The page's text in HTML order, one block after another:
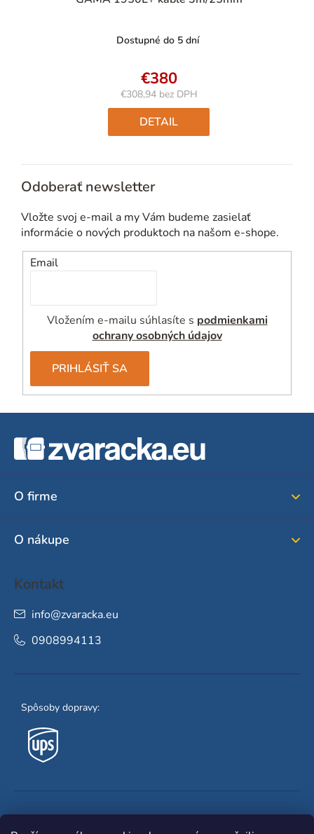
Dostupné do 5 dní
€380
€308,94 bez DPH
Jednotková
cena:
DETAIL
Odoberať newsletter
Vložte svoj e-mail a my Vám budeme zasielať
informácie o nových produktoch na našom e-shope.
Email
Vložením e-mailu súhlasíte s podmienkami
ochrany osobných údajov
PRIHLÁSIŤ SA
O firme
O nákupe
Kontakt
info@zvaracka.eu
0908994113
Spôsoby dopravy: